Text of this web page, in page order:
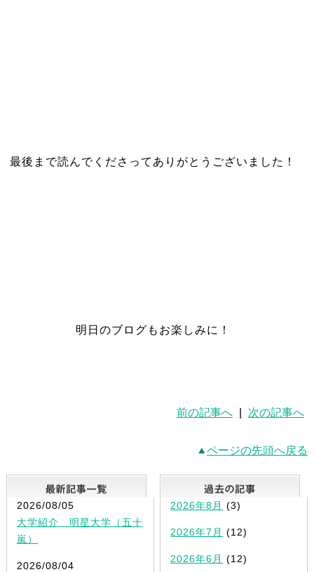
最後まで読んでくださってありがとうございました！
明日のブログもお楽しみに！
前の記事へ 次の記事へ
ページの先頭へ戻る
最新記事一覧
2026/08/05
大学紹介 明星大学（五十
嵐）
2026/08/04
2026年8月 (3)
2026年7月 (12)
2026年6月 (12)